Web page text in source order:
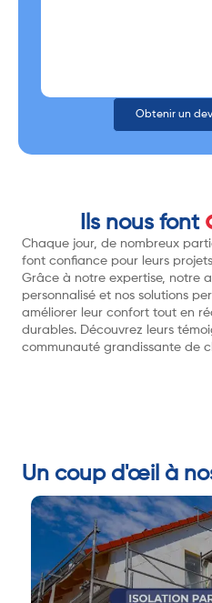
Obtenir un
Ils nous font
Chaque jour, de nombreux
font confiance pour leurs
Grâce à notre expertise, notre
personnalisé et nos solutions
améliorer leur confort tout en
durables. Découvrez leurs
communauté grandissante de
Un coup d'œil à